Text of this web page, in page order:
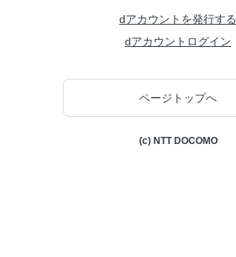
dアカウントを発行する
dアカウントログイン
ページトップへ
(c) NTT DOCOMO